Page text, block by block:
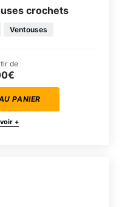
crochets
Ventouses
de
PANIER
+